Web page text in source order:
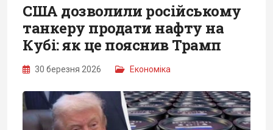
США дозволили російському
танкеру продати нафту на
Кубі: як це пояснив Трамп
30 березня 2026 Економіка